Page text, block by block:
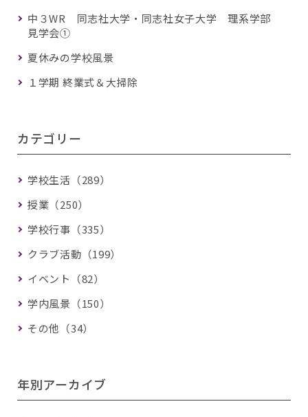
中３WR 同志社大学・同志社女子大学 理系学部
見学会①
夏休みの学校風景
１学期 終業式＆大掃除
カテゴリー
学校生活（289）
授業（250）
学校行事（335）
クラブ活動（199）
イベント（82）
学内風景（150）
その他（34）
年別アーカイブ